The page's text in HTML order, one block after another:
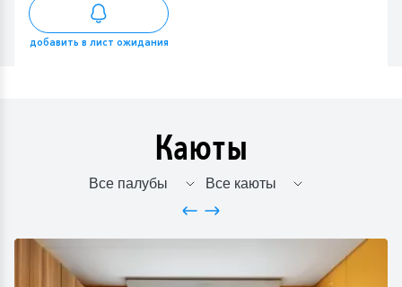
добавить в лист ожидания
Каюты